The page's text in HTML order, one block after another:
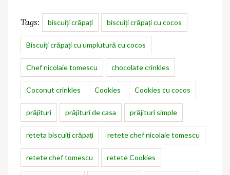
Tags: biscuiți crăpați biscuiți crăpați cu cocos
Biscuiți crăpați cu umplutură cu cocos
Chef nicolaie tomescu chocolate crinkles
Coconut crinkles Cookies Cookies cu cocos
prăjituri prăjituri de casa prăjituri simple
reteta biscuiți crăpați retete chef nicolaie tomescu
retete chef tomescu retete Cookies